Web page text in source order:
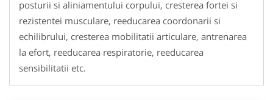
posturii si aliniamentului corpului, cresterea fortei si
rezistentei musculare, reeducarea coordonarii si
echilibrului, cresterea mobilitatii articulare, antrenarea
la efort, reeducarea respiratorie, reeducarea
sensibilitatii etc.